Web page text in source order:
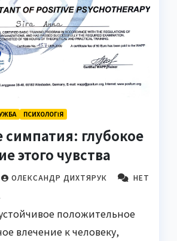
ПСИХОЛОГІЯ
симпатия: глубокое
этого чувства
ОЛЕКСАНДР ДИХТЯРУК
НЕТ
положительное
влечение к человеку,